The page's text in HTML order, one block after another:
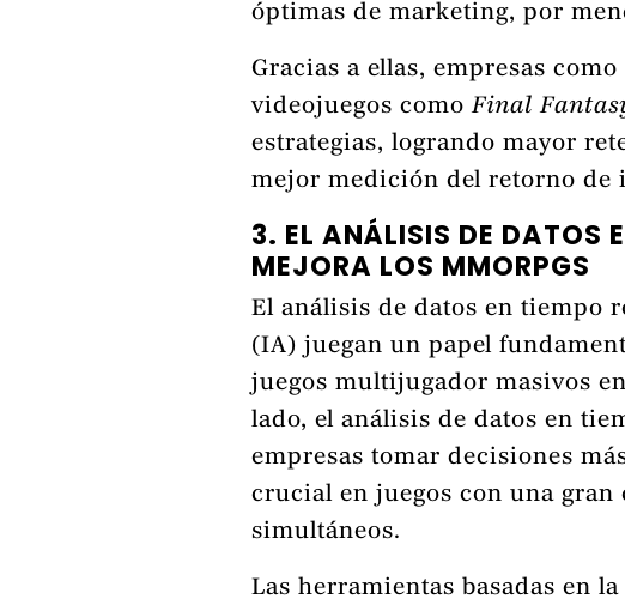
óptimas de marketing, por
Gracias a ellas, empresas
videojuegos comoFinal
estrategias, logrando mayor
mejor medición del retorno de
3. EL ANÁLISIS DE DATOS
MEJORA LOS MMORPGS
El análisis de datos en tiempo
(IA) juegan un papel
juegos multijugador masivos
lado, el análisis de datos en
empresas tomar decisiones
crucial en juegos con una gran
simultáneos.
Las herramientas basadas en